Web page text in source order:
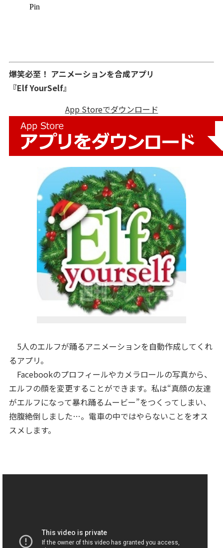
爆笑​必至！ アニメーションを合成アプリ
『Elf YourSelf』
App Storeでダウンロード
5人のエルフが踊るアニメーションを自動作成してくれ
るアプリ。
Facebookのプロフィールやカメラロールの写真から、
エルフの顔を変更することができます。私は“真顔の友達
がエルフになって暴れ踊るムービー”をつくってしまい、
抱腹絶倒しました…。電車の中ではやらないことをオス
スメします。